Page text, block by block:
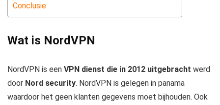
Conclusie
Wat is NordVPN
NordVPN is een VPN dienst die in 2012 uitgebracht werd
door Nord security. NordVPN is gelegen in panama
waardoor het geen klanten gegevens moet bijhouden. Ook